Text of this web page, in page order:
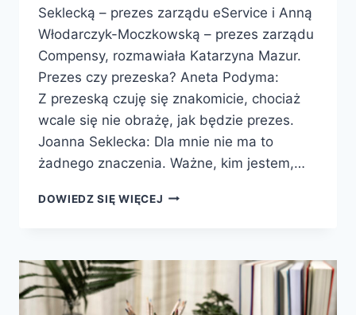
Seklecką – prezes zarządu eService i Anną
Włodarczyk-Moczkowską – prezes zarządu
Compensy, rozmawiała Katarzyna Mazur.
Prezes czy prezeska? Aneta Podyma:
Z prezeską czuję się znakomicie, chociaż
wcale się nie obrażę, jak będzie prezes.
Joanna Seklecka: Dla mnie nie ma to
żadnego znaczenia. Ważne, kim jestem,…
DOWIEDZ SIĘ WIĘCEJ